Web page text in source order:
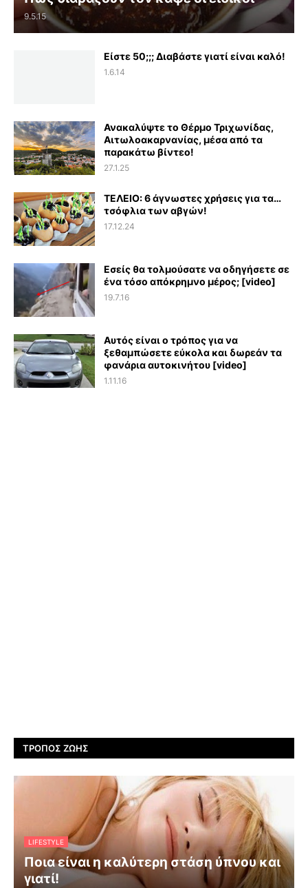
9.5.15
Είστε 50;;; Διαβάστε γιατί είναι καλό!
1.6.14
Ανακαλύψτε το Θέρμο Τριχωνίδας,
Αιτωλοακαρνανίας, μέσα από τα
παρακάτω βίντεο!
27.1.25
ΤΕΛΕΙΟ: 6 άγνωστες χρήσεις για τα…
τσόφλια των αβγών!
17.12.24
Εσείς θα τολμούσατε να οδηγήσετε σε
ένα τόσο απόκρημνο μέρος; [video]
19.7.16
Αυτός είναι ο τρόπος για να
ξεθαμπώσετε εύκολα και δωρεάν τα
φανάρια αυτοκινήτου [video]
1.11.16
ΤΡΌΠΟΣ ΖΩΉΣ
LIFESTYLE
Ποια είναι η καλύτερη στάση ύπνου και
γιατί!